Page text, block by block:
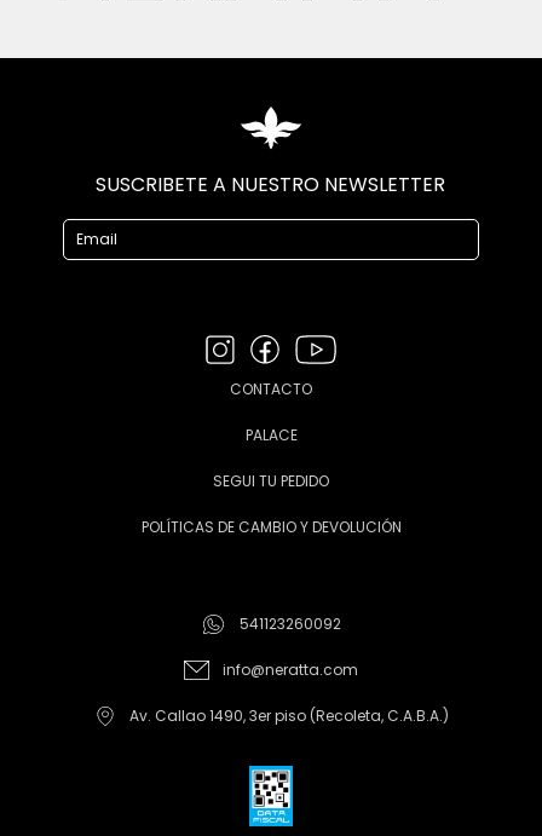
SUSCRIBETE A NUESTRO NEWSLETTER
CONTACTO
PALACE
SEGUI TU PEDIDO
POLÍTICAS DE CAMBIO Y DEVOLUCIÓN
541123260092
info@neratta.com
Av. Callao 1490, 3er piso (Recoleta, C.A.B.A.)